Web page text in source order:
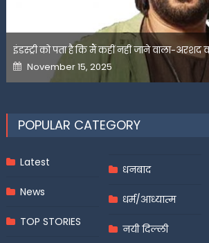
इंडस्ट्री को पता है कि मैं कहीं नहीं जाने वाला-अरशद
Posted
on
November 15, 2025
POPULAR CATEGORY
Latest
News
TOP STORIES
धनबाद
धर्म/आध्यात्म
नयी दिल्ली